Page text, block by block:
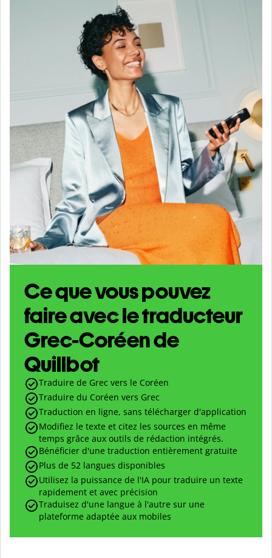
Ce que vous pouvez
faire avec le traducteur
Grec-Coréen de
Quillbot
Traduire de Grec vers le Coréen
Traduire du Coréen vers Grec
Traduction en ligne, sans télécharger d'application
Modifiez le texte et citez les sources en même
temps grâce aux outils de rédaction intégrés.
Bénéficier d'une traduction entièrement gratuite
Plus de 52 langues disponibles
Utilisez la puissance de l'IA pour traduire un texte
rapidement et avec précision
Traduisez d'une langue à l'autre sur une
plateforme adaptée aux mobiles